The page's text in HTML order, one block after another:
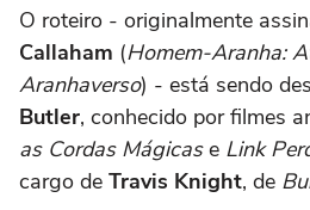
O roteiro - originalmente
Callaham (Homem-Aranha:
Aranhaverso) - está sendo
Butler, conhecido por filmes
as Cordas Mágicase Link
cargo de Travis Knight, de